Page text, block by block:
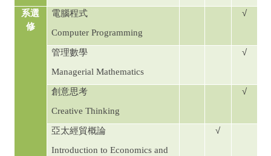
系選
修
電腦程式
Computer Programming
√
管理數學
Managerial Mathematics
√
創意思考
Creative Thinking
√
亞太經貿概論
Introduction to Economics and
√